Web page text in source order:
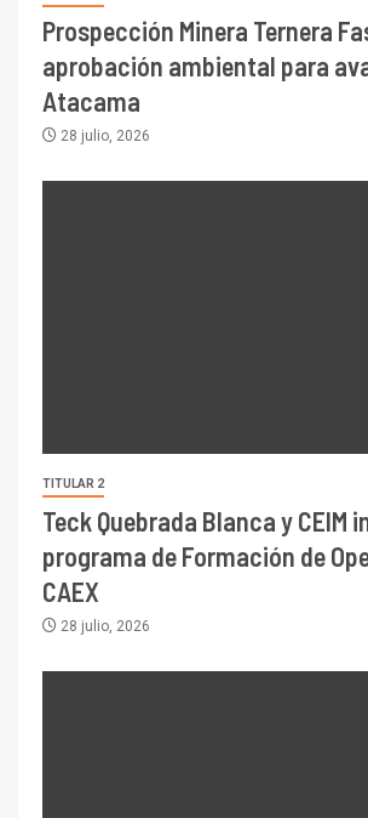
Prospección Minera Ternera
aprobación ambiental para
Atacama
28 julio, 2026
TITULAR 2
Teck Quebrada Blanca y CEIM
programa de Formación de
CAEX
28 julio, 2026